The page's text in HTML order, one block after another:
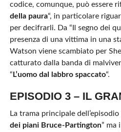
codice, comunque, può essere
della paura“, in particolare
per decifrarli. Da “Il segno dei
presenza di una vittima in una
Watson viene scambiato per
catturato dalla banda di
“ L’uomo dal labbro spaccato“.
EPISODIO 3 – IL
La trama principale dell’episodio
dei piani Bruce-Partington” ma